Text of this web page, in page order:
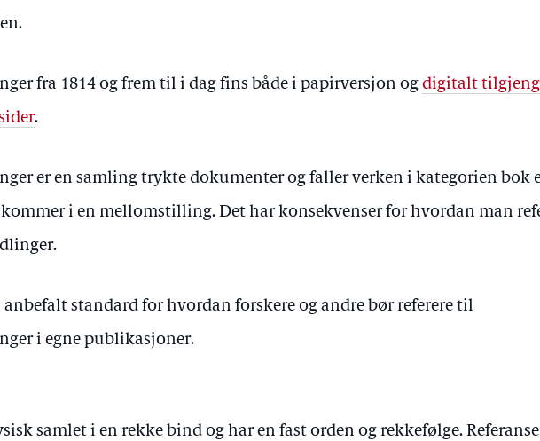
fra 1814 og frem til i dag fins både i papirversjon ogdigitalt
.
er en samling trykte dokumenter og faller verken i kategorien bok
i en mellomstilling. Det har konsekvenser for hvordan man
anbefalt standard for hvordan forskere og andre bør referere til
i egne publikasjoner.
samlet i en rekke bind og har en fast orden og rekkefølge.